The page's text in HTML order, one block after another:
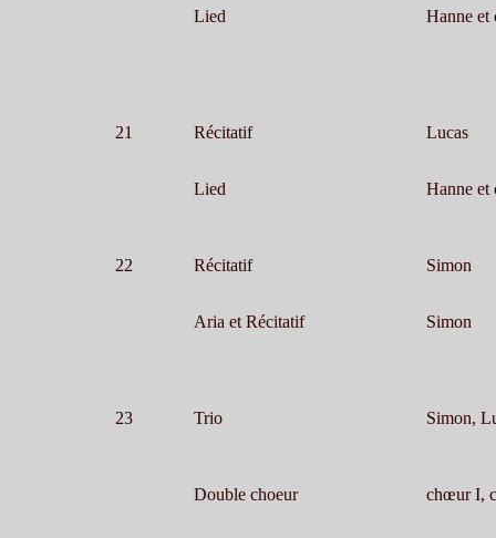
Lied Hanne et
21 Récitatif Lucas
Lied Hanne et
22 Récitatif Simon
Aria et Récitatif Simon
23 Trio Simon,
Double choeur chœur I,